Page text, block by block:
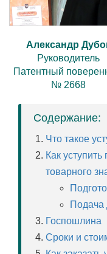
Александр
Руководитель
Патентный
№ 2668
Содержание:
Что такое
Как
товарного
Подача
Госпошлина
Сроки и